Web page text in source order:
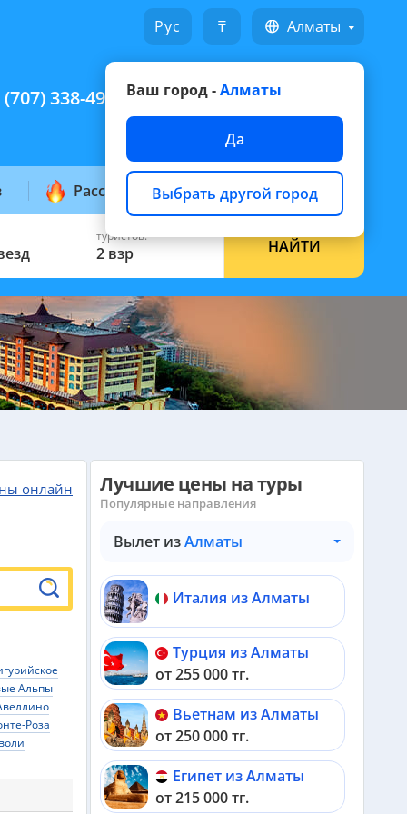
Русский ₸ Алматы
Ваш город -Алматы
Да
Выбрать другой город
(707) 338-49-49 Написать на WhatsApp
Рассылка горящих
туристов:
2 взр НАЙТИ
онлайн
Альпы
Роза
Лучшие цены на туры
Популярные направления
Вылет изАлматы
Италия из Алматы
Турция из Алматы
от 255 000 тг.
Вьетнам из Алматы
от 250 000 тг.
Египет из Алматы
от 215 000 тг.